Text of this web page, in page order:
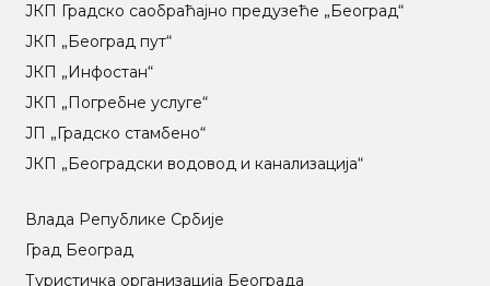
ЈКП Градско саобраћајно предузеће „Београд“
ЈКП „Београд пут“
ЈКП „Инфостан“
ЈКП „Погребне услуге“
ЈП „Градско стамбено“
ЈКП „Београдски водовод и канализација“
Влада Републике Србије
Град Београд
Туристичка организација Београда